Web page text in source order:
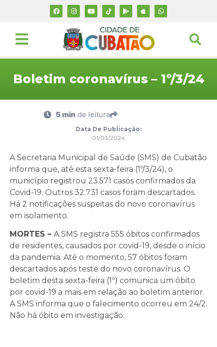
Boletim coronavírus – 1º/3/24
5 min de leitura
Data De Publicação:
01/03/2024
A Secretaria Municipal de Saúde (SMS) de Cubatão
informa que, até esta sexta-feira (1º/3/24), o
município registrou 23.571 casos confirmados da
Covid-19. Outros 32.731 casos foram descartados.
Há 2 notificações suspeitas do novo coronavírus
em isolamento.
MORTES – A SMS registra 555 óbitos confirmados
de residentes, causados por covid-19, desde o início
da pandemia. Até o momento, 57 óbitos foram
descartados após teste do novo coronavírus. O
boletim desta sexta-feira (1º) comunica um óbito
por covid-19 a mais em relação ao boletim anterior.
A SMS informa que o falecimento ocorreu em 24/2.
Não há óbito em investigação.